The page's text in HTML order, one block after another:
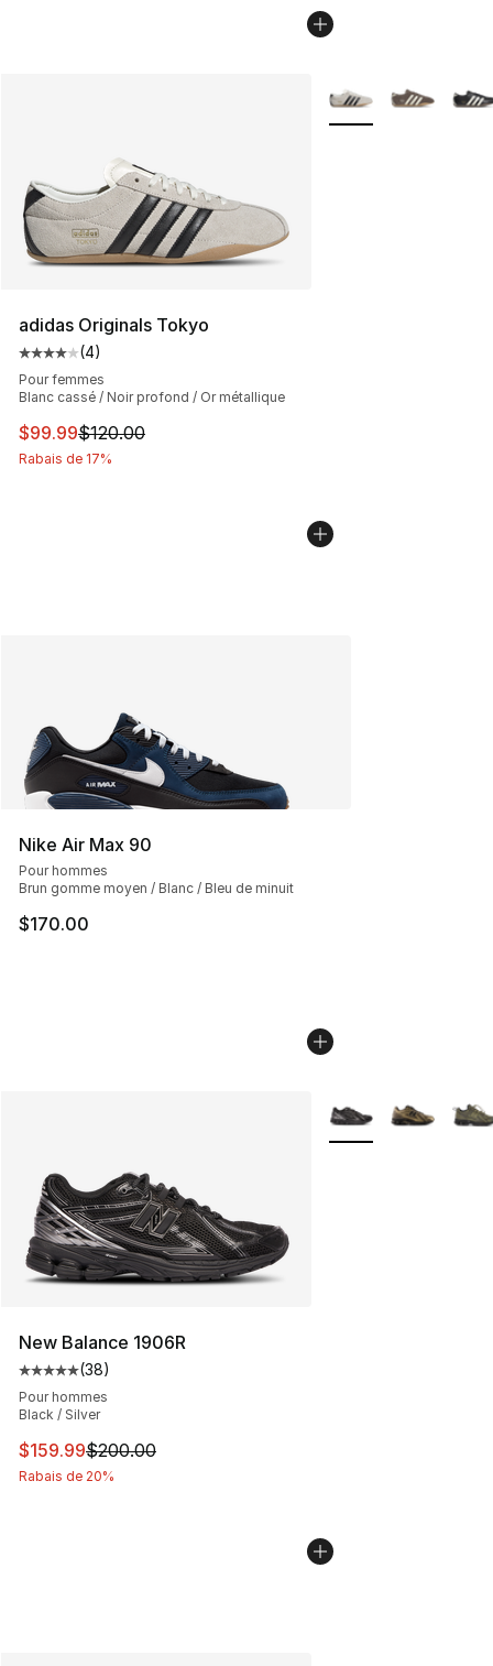
adidas Originals Tokyo
Cote moyenne du client - [4 sur 5 étoiles], 4
(4)
Pour femmes
Blanc cassé / Noir profond / Or métallique
Cet article est en solde. Le prix est passé de $120.00 à
$99.99$120.00
Rabais de 17%
Plus de couleurs
Nike Air Max 90
Pour hommes
Brun gomme moyen / Blanc / Bleu de minuit
$170.00
New Balance 1906R
Cote moyenne du client - [5 sur 5 étoiles], 38
(38)
Pour hommes
Black / Silver
Cet article est en solde. Le prix est passé de $200.00 à
$159.99$200.00
Rabais de 20%
Plus de couleurs